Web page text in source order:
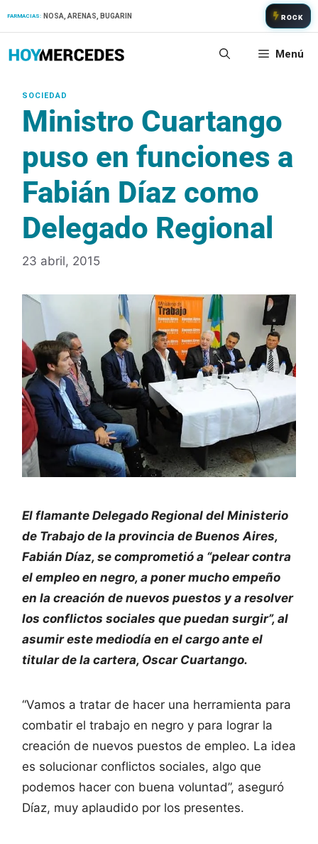
FARMACIAS: NOSA, ARENAS, BUGARIN ROCK
Menú
Ministro Cuartango
puso en funciones a
Fabián Díaz como
Delegado Regional
23 abril, 2015
El flamante Delegado Regional del Ministerio
de Trabajo de la provincia de Buenos Aires,
Fabián Díaz, se comprometió a “pelear contra
el empleo en negro, a poner mucho empeño
en la creación de nuevos puestos y a resolver
los conflictos sociales que puedan surgir”, al
asumir este mediodía en el cargo ante el
titular de la cartera, Oscar Cuartango.
“Vamos a tratar de hacer una herramienta para
combatir el trabajo en negro y para lograr la
creación de nuevos puestos de empleo. La idea
es solucionar conflictos sociales, algo que
podemos hacer con buena voluntad”, aseguró
Díaz, muy aplaudido por los presentes.